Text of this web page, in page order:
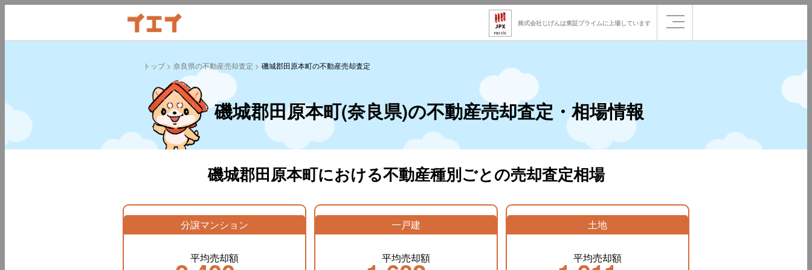
株式会社じげんは東証プライムに 上場しています
トップ 奈良県の不動産売却査定 磯城郡田原本町の不動産売却査定
磯城郡田原本町(奈良県)の不動産売却査定・相場情報
磯城郡田原本町における不動産種別ごとの売却査定相場
分譲マンション
平均売却額
一戸建
平均売却額
土地
平均売却額